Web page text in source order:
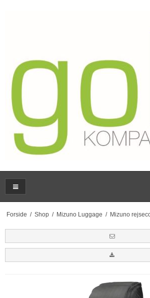
Forside / Shop / Mizuno Luggage / Mizuno